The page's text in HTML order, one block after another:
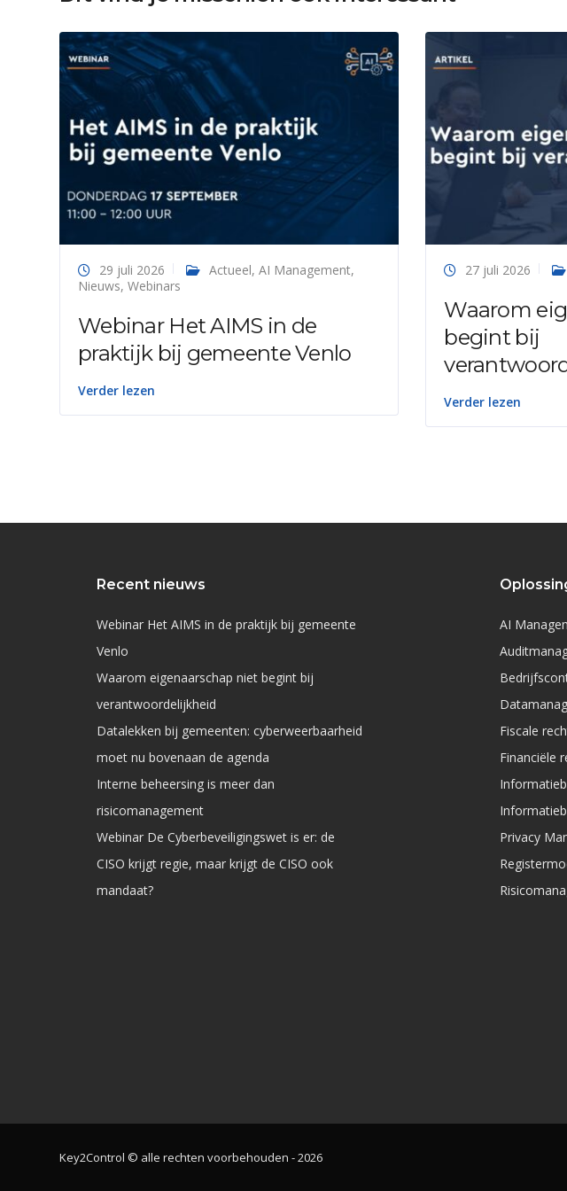
29 juli 2026 Actueel, AI Management,
Nieuws, Webinars
Webinar Het AIMS in de
praktijk bij gemeente Venlo
Verder lezen
27 juli 2026
Waarom
begint bij
Verder lezen
Recent nieuws
Webinar Het AIMS in de praktijk bij gemeente
Venlo
Waarom eigenaarschap niet begint bij
verantwoordelijkheid
Datalekken bij gemeenten: cyberweerbaarheid
moet nu bovenaan de agenda
Interne beheersing is meer dan
risicomanagement
Webinar De Cyberbeveiligingswet is er: de
CISO krijgt regie, maar krijgt de CISO ook
mandaat?
AI
Fiscale
Financiële
Privacy
Key2Control © alle rechten voorbehouden - 2026